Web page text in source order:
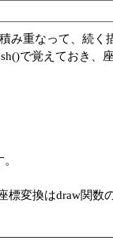
み重なって、続く
で覚えておき、
標変換はdraw関数